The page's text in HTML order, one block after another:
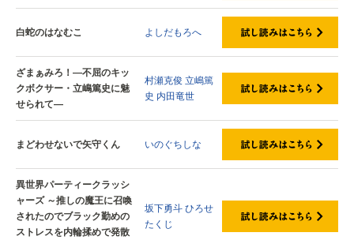
白蛇のはなむこ よしだもろへ
ざまぁみろ！―不屈のキッ
クボクサー・立嶋篤史に魅
せられて―
村瀬克俊立嶋篤
史 内田竜世
まどわせないで矢守くん いのぐちしな
異世界パーティークラッシ
ャーズ ～推しの魔王に召喚
されたのでブラック勤めの
ストレスを内輪揉めで発散
坂下勇斗ひろせ
たくじ